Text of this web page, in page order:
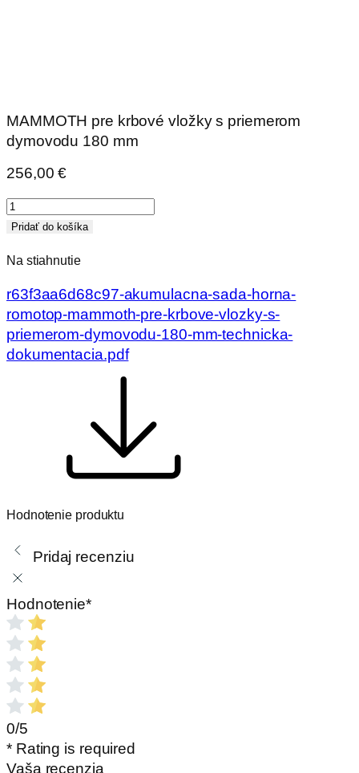
MAMMOTH pre krbové vložky s priemerom
dymovodu 180 mm
256,00€
množstvo
AKUMULAČNÁ
HORNÁ
(KV
05)
Pridať do košíka
Na stiahnutie
r63f3aa6d68c97-akumulacna-sada-horna-
romotop-mammoth-pre-krbove-vlozky-s-
priemerom-dymovodu-180-mm-technicka-
dokumentacia.pdf
Hodnotenie produktu
Pridaj recenziu
Hodnotenie*
0/5
* Rating is required
Vaša recenzia